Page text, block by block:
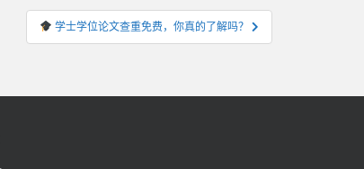
学士学位论文查重免费，你真的了解吗？